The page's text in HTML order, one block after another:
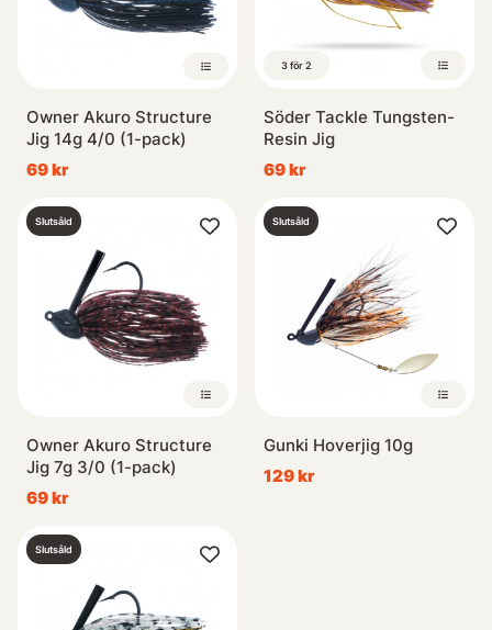
Owner Akuro Structure
Jig 14g 4/0 (1-pack)
69 kr
3 för 2
Söder Tackle Tungsten-
Resin Jig
69 kr
Slutsåld
Owner Akuro Structure
Jig 7g 3/0 (1-pack)
69 kr
Slutsåld
Gunki Hoverjig 10g
129 kr
Slutsåld